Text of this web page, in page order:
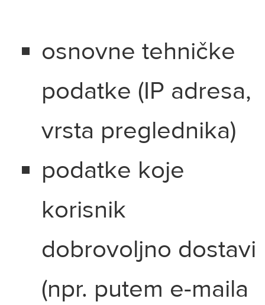
osnovne tehničke
podatke (IP adresa,
vrsta preglednika)
podatke koje
korisnik
dobrovoljno dostavi
(npr. putem e-maila